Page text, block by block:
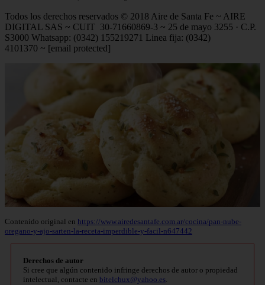
Todos los derechos reservados © 2018 Aire de Santa Fe ~ AIRE
DIGITAL SAS ~ CUIT 30-71660869-3 ~ 25 de mayo 3255 · C.P.
S3000 Whatsapp: (0342) 155219271 Linea fija: (0342)
4101370 ~ [email protected]
Contenido original en https://www.airedesantafe.com.ar/cocina/pan-nube-
oregano-y-ajo-sarten-la-receta-imperdible-y-facil-n647442
Derechos de autor
Si cree que algún contenido infringe derechos de autor o propiedad
intelectual, contacte en bitelchux@yahoo.es.